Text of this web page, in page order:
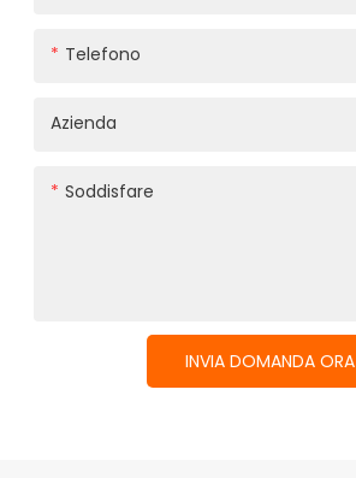
Telefono
Azienda
Soddisfare
INVIA DOMANDA ORA